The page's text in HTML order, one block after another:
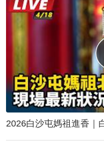
2026白沙屯媽祖進香｜